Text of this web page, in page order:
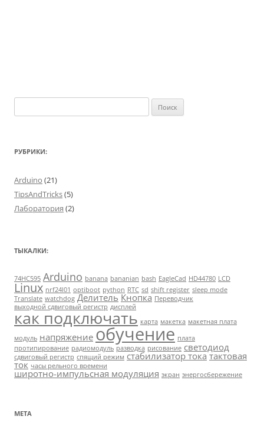
РУБРИКИ:
Arduino (21)
TipsAndTricks(5)
Лаборатория (2)
ТЫКАЛКИ:
74HC595 Arduino banana bananian bash EagleCad HD44780 LCD
Linux nrf24l01 optiboot python RTC sd shift register sleep mode
Translate watchdog Делитель Кнопка Переводчик
выходной сдвиговый регистр дисплей
как подключать карта макетка макетная плата
модуль напряжение обучение плата
протипирование радиомодуль разводка рисование светодиод
сдвиговый регистр спящий режим стабилизатор тока тактовая
ток часы рельного времени
широтно-импульсная модуляция экран энергосбережение
МЕТА